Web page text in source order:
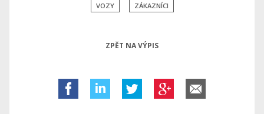
VOZY ZÁKAZNÍCI
ZPĚT NA VÝPIS